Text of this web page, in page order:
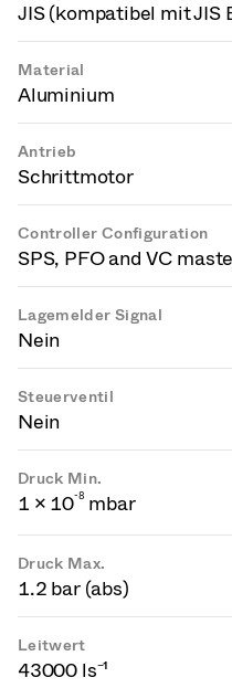
JIS (kompatibel mit JIS
Material
Aluminium
Antrieb
Schrittmotor
Controller Configuration
SPS, PFO and VC
Lagemelder Signal
Nein
Steuerventil
Nein
Druck Min.
1 × 10-8 mbar
Druck Max.
1.2 bar (abs)
Leitwert
43000 ls⁻¹